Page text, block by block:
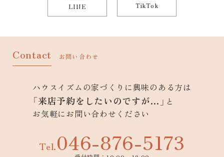
LINE TikTok
Contact お問い合わせ
ハウスイズムの家づくりに興味のある方は
「来店予約をしたいのですが…」 と
お気軽にお問い合わせください
Tel.046-876-5173